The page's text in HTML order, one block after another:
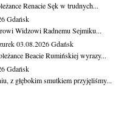
Renacie Sęk w trudnych...
Gdańsk
Widzowi Radnemu Sejmiku...
03.08.2026Gdańsk
Beacie Rumińskiej wyrazy...
Gdańsk
z głębokim smutkiem przyjęliśmy...